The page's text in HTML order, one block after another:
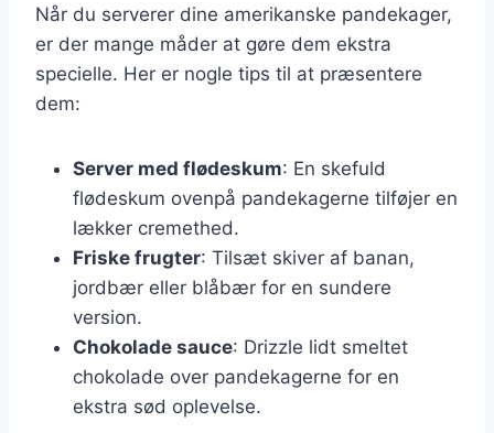
Når du serverer dine amerikanske pandekager,
er der mange måder at gøre dem ekstra
specielle. Her er nogle tips til at præsentere
dem:
Server med flødeskum: En skefuld
flødeskum ovenpå pandekagerne tilføjer en
lækker cremethed.
Friske frugter: Tilsæt skiver af banan,
jordbær eller blåbær for en sundere
version.
Chokolade sauce: Drizzle lidt smeltet
chokolade over pandekagerne for en
ekstra sød oplevelse.